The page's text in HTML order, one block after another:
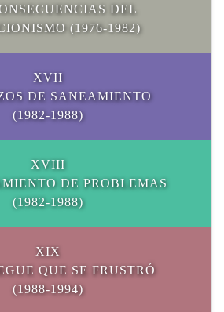
DEL
INFLACIONISMO (1976-1982)
XVII
DE SANEAMIENTO
(1982-1988)
XVIII
DE PROBLEMAS
(1982-1988)
XIX
QUE SE FRUSTRÓ
(1988-1994)